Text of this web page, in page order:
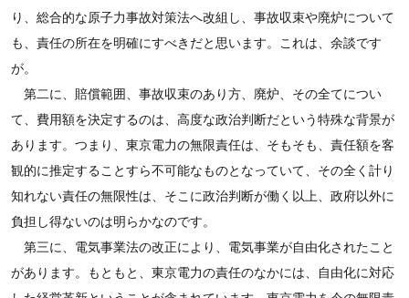
り、総合的な原子力事故対策法へ改組し、事故収束や廃炉について
も、責任の所在を明確にすべきだと思います。これは、余談です
が。
第二に、賠償範囲、事故収束のあり方、廃炉、その全てについ
て、費用額を決定するのは、高度な政治判断だという特殊な背景が
あります。つまり、東京電力の無限責任は、そもそも、責任額を客
観的に推定することすら不可能なものとなっていて、その全く計り
知れない責任の無限性は、そこに政治判断が働く以上、政府以外に
負担し得ないのは明らかなのです。
第三に、電気事業法の改正により、電気事業が自由化されたこと
があります。もともと、東京電力の責任のなかには、自由化に対応